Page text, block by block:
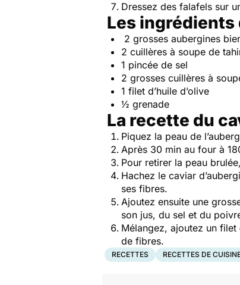
Dressez des falafels sur
Les
2 grosses aubergines
2 cuillères à soupe de
1 pincée de sel
2 grosses cuillères à
1 filet d’huile d’olive
½ grenade
La recette du
Piquez la peau de
Après 30 min au four à
Pour retirer la peau
Hachez le caviar
ses fibres.
Ajoutez ensuite une
son jus, du sel et du
Mélangez, ajoutez un
de fibres.
RECETTES RECETTES DE